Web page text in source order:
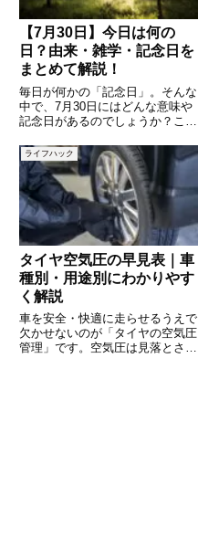
【7月30日】今日は何の
日？由来・雑学・記念日を
まとめて解説！
毎日が何かの「記念日」。そんな
中で、7月30日にはどんな意味や
記念日があるのでしょうか？この
記念日や過去の出来事、有名人の
誕生日などを幅広くご紹介しま
す。思わず「へぇ〜」と言ってし
まうような雑学や豆知識を交え
ライフハック
タイヤ空気圧の早見表｜車
種別・用途別にわかりやす
く解説
車を安全・快適に走らせるうえで
欠かせないのが「タイヤの空気圧
管理」です。空気圧は見落とされ